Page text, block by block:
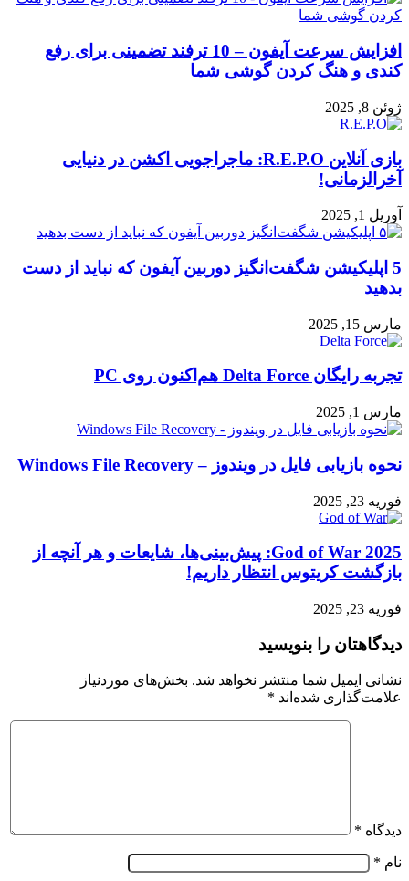
افزایش سرعت آیفون – 10 ترفند تضمینی برای رفع
کندی و هنگ کردن گوشی شما
ژوئن 8, 2025
بازی آنلاین R.E.P.O: ماجراجویی اکشن در دنیایی
آخرالزمانی!
آوریل 1, 2025
5 اپلیکیشن شگفت‌انگیز دوربین آیفون که نباید از دست
بدهید
مارس 15, 2025
تجربه رایگان Delta Force هم‌اکنون روی PC
مارس 1, 2025
نحوه بازیابی فایل در ویندوز – Windows File Recovery
فوریه 23, 2025
God of War 2025: پیش‌بینی‌ها، شایعات و هر آنچه از
بازگشت کریتوس انتظار داریم!
فوریه 23, 2025
دیدگاهتان را بنویسید
نشانی ایمیل شما منتشر نخواهد شد. بخش‌های موردنیاز
علامت‌گذاری شده‌اند *
دیدگاه *
نام *